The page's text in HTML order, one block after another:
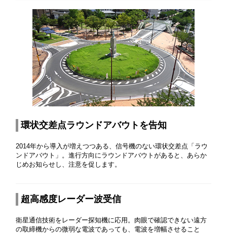
環状交差点ラウンドアバウトを告知
2014年から導入が増えつつある、信号機のない環状交差点「ラウ
ンドアバウト」。進行方向にラウンドアバウトがあると、あらか
じめお知らせし、注意を促します。
超高感度レーダー波受信
衛星通信技術をレーダー探知機に応用。肉眼で確認できない遠方
の取締機からの微弱な電波であっても、電波を増幅させること